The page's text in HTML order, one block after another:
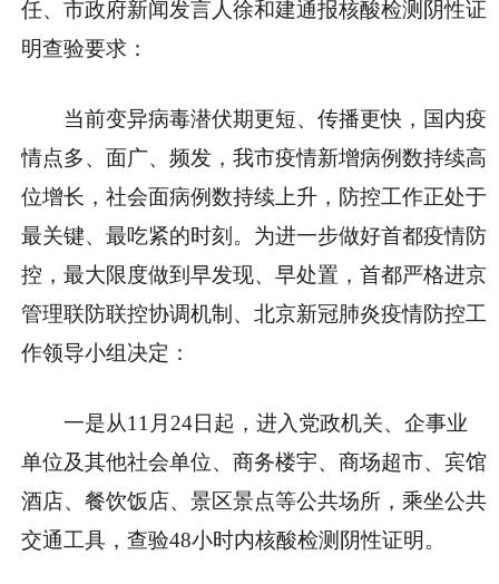
任、市政府新闻发言人徐和建通报核酸检测阴性证
明查验要求：
当前变异病毒潜伏期更短、传播更快，国内疫
情点多、面广、频发，我市疫情新增病例数持续高
位增长，社会面病例数持续上升，防控工作正处于
最关键、最吃紧的时刻。为进一步做好首都疫情防
控，最大限度做到早发现、早处置，首都严格进京
管理联防联控协调机制、北京新冠肺炎疫情防控工
作领导小组决定：
一是从11月24日起，进入党政机关、企事业
单位及其他社会单位、商务楼宇、商场超市、宾馆
酒店、餐饮饭店、景区景点等公共场所，乘坐公共
交通工具，查验48小时内核酸检测阴性证明。